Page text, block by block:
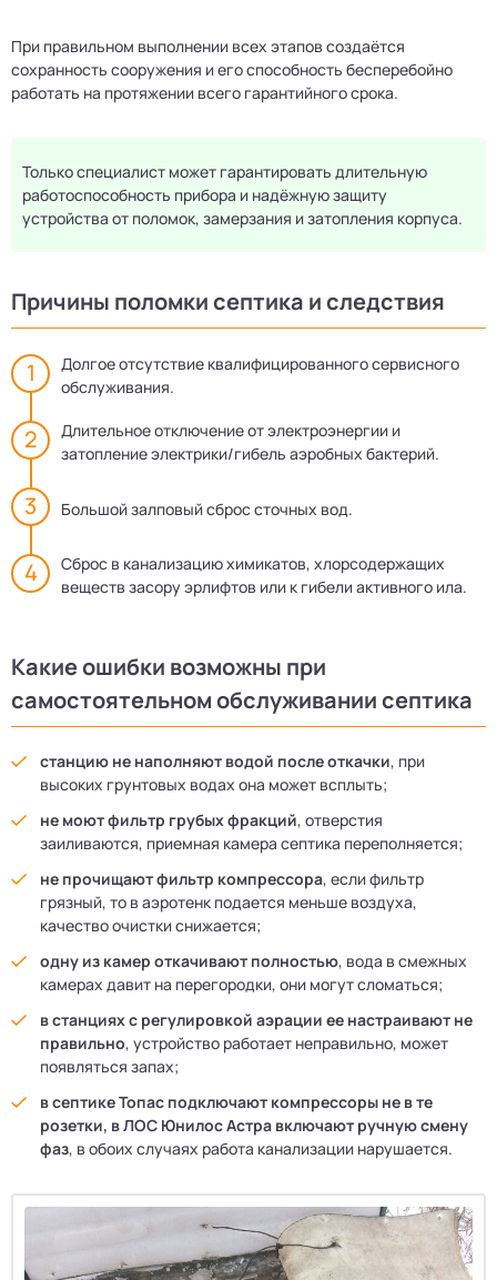
При правильном выполнении всех этапов создаётся
сохранность сооружения и его способность бесперебойно
работать на протяжении всего гарантийного срока.
Только специалист может гарантировать длительную
работоспособность прибора и надёжную защиту
устройства от поломок, замерзания и затопления корпуса.
Причины поломки септика и следствия
Долгое отсутствие квалифицированного сервисного
обслуживания.
Длительное отключение от электроэнергии и
затопление электрики/гибель аэробных бактерий.
Большой залповый сброс сточных вод.
Сброс в канализацию химикатов, хлорсодержащих
веществ засору эрлифтов или к гибели активного ила.
Какие ошибки возможны при
самостоятельном обслуживании септика
cтанцию не наполняют водой после откачки, при
высоких грунтовых водах она может всплыть;
не моют фильтр грубых фракций, отверстия
заиливаются, приемная камера септика переполняется;
не прочищают фильтр компрессора, если фильтр
грязный, то в аэротенк подается меньше воздуха,
качество очистки снижается;
одну из камер откачивают полностью, вода в смежных
камерах давит на перегородки, они могут сломаться;
в станциях с регулировкой аэрации ее настраивают не
правильно, устройство работает неправильно, может
появляться запах;
в септике Топас подключают компрессоры не в те
розетки, в ЛОС Юнилос Астра включают ручную смену
фаз, в обоих случаях работа канализации нарушается.